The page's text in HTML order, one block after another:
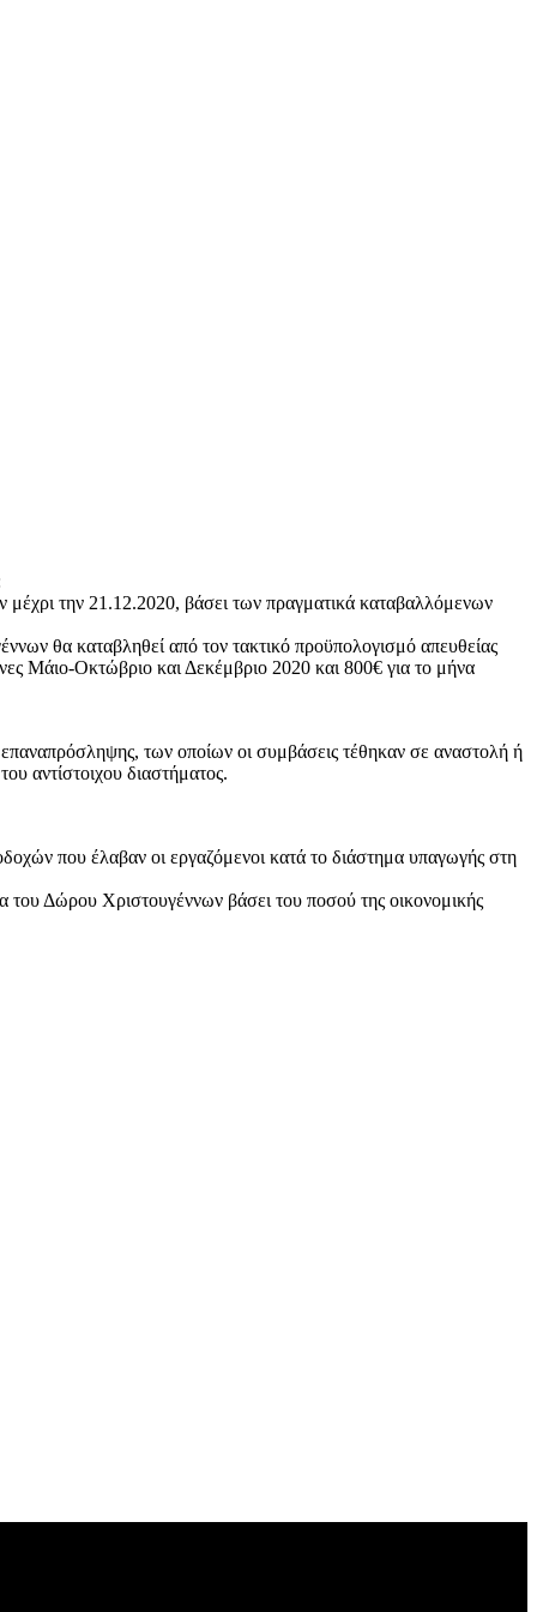
την 21.12.2020, βάσει των πραγματικά καταβαλλόμενων
θα καταβληθεί από τον τακτικό προϋπολογισμό απευθείας
Μάιο-Οκτώβριο και Δεκέμβριο 2020 και 800€ για το μήνα
των οποίων οι συμβάσεις τέθηκαν σε αναστολή ή
αντίστοιχου διαστήματος.
που έλαβαν οι εργαζόμενοι κατά το διάστημα υπαγωγής στη
του Δώρου Χριστουγέννων βάσει του ποσού της οικονομικής